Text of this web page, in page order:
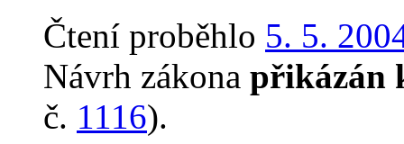
Čtení proběhlo 5. 5.
Návrh zákona přikázán
č. 1116).